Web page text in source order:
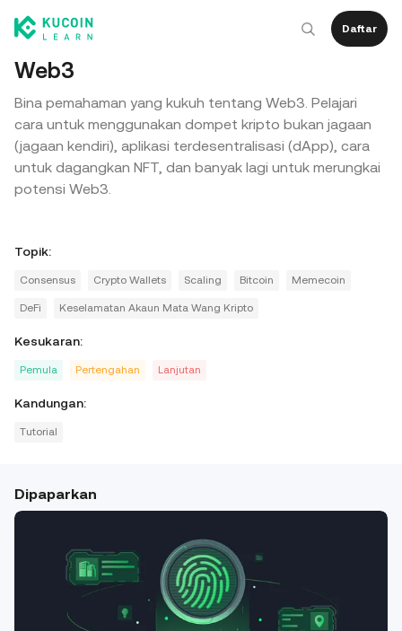
Daftar
Web3
Bina pemahaman yang kukuh tentang Web3. Pelajari
cara untuk menggunakan dompet kripto bukan jagaan
(jagaan kendiri), aplikasi terdesentralisasi (dApp), cara
untuk dagangkan NFT, dan banyak lagi untuk merungkai
potensi Web3.
Topik:
Consensus Crypto Wallets Scaling Bitcoin Memecoin
DeFi Keselamatan Akaun Mata Wang Kripto
Kesukaran:
Pemula Pertengahan Lanjutan
Kandungan:
Tutorial
Dipaparkan